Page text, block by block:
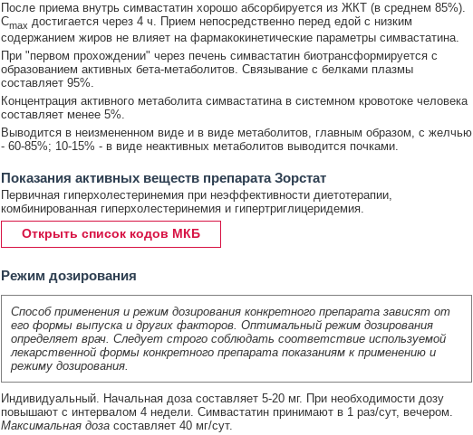
После приема внутрь симвастатин хорошо абсорбируется из ЖКТ (в среднем 85%).
Cmax достигается через 4 ч. Прием непосредственно перед едой с низким
содержанием жиров не влияет на фармакокинетические параметры симвастатина.
При "первом прохождении" через печень симвастатин биотрансформируется с
образованием активных бета-метаболитов. Связывание с белками плазмы
составляет 95%.
Концентрация активного метаболита симвастатина в системном кровотоке человека
составляет менее 5%.
Выводится в неизмененном виде и в виде метаболитов, главным образом, с желчью
- 60-85%; 10-15% - в виде неактивных метаболитов выводится почками.
Показания активных веществ препарата Зорстат
Первичная гиперхолестеринемия при неэффективности диетотерапии,
комбинированная гиперхолестеринемия и гипертриглицеридемия.
Открыть список кодов МКБ
Режим дозирования
Способ применения и режим дозирования конкретного препарата зависят от
его формы выпуска и других факторов. Оптимальный режим дозирования
определяет врач. Следует строго соблюдать соответствие используемой
лекарственной формы конкретного препарата показаниям к применению и
режиму дозирования.
Индивидуальный. Начальная доза составляет 5-20 мг. При необходимости дозу
повышают с интервалом 4 недели. Симвастатин принимают в 1 раз/сут, вечером.
Максимальная дозасоставляет 40 мг/сут.